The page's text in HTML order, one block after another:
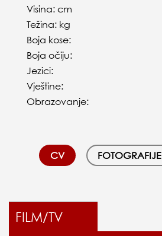
Visina: cm
Težina: kg
Boja kose:
Boja očiju:
Jezici:
Vještine:
Obrazovanje:
CV FOTOGRAFIJE
FILM/TV